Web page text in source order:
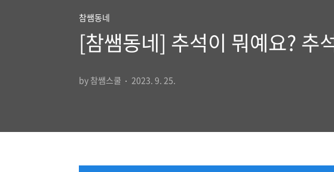
참쌤동네
[참쌤동네] 추석이 뭐예요? 추
by 참쌤스쿨 2023. 9. 25.